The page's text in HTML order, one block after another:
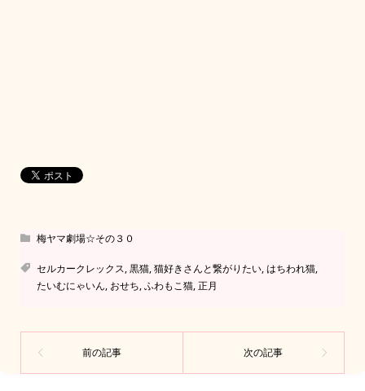
梅ヤマ劇場☆その３０
セルカークレックス,黒猫,猫好きさんと繋がりたい,はちわれ猫,
たいむにゃいん, おせち,ふわもこ猫,正月